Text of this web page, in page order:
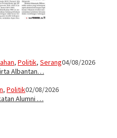
, Politik, Serang04/08/2026
Albantan…
, Politik02/08/2026
Alumni …